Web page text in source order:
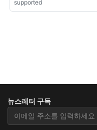
뉴스레터 구독
뉴스레터 구독
구독하기